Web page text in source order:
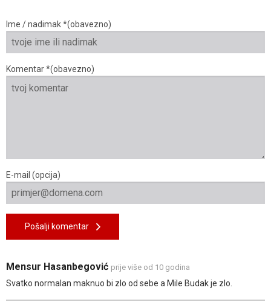
Ime / nadimak *(obavezno)
Komentar *(obavezno)
E-mail (opcija)
Pošalji komentar
Mensur Hasanbegović prije više od 10 godina
Svatko normalan maknuo bi zlo od sebe a Mile Budak je zlo.